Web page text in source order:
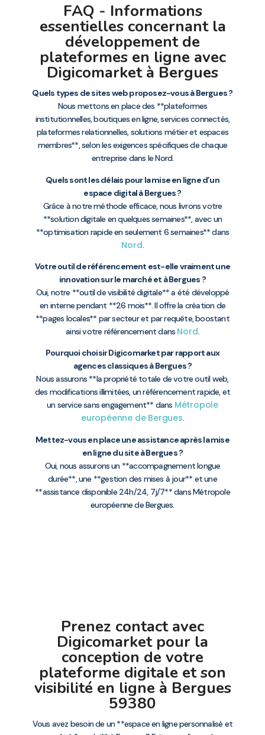
FAQ - Informations
essentielles concernant la
développement de
plateformes en ligne avec
Digicomarket à Bergues
Quels types de sites web proposez-vous à Bergues ?
Nous mettons en place des **plateformes
institutionnelles, boutiques en ligne, services connectés,
plateformes relationnelles, solutions métier et espaces
membres**, selon les exigences spécifiques de chaque
entreprise dans le Nord.
Quels sont les délais pour la mise en ligne d’un
espace digital à Bergues ?
Grâce à notre méthode efficace, nous livrons votre
**solution digitale en quelques semaines**, avec un
**optimisation rapide en seulement 6 semaines** dans
Nord.
Votre outil de référencement est-elle vraiment une
innovation sur le marché et à Bergues ?
Oui, notre **outil de visibilité digitale** a été développé
en interne pendant **26 mois**. Il offre la création de
**pages locales** par secteur et par requête, boostant
ainsi votre référencement dans Nord.
Pourquoi choisir Digicomarket par rapport aux
agences classiques à Bergues ?
Nous assurons **la propriété totale de votre outil web,
des modifications illimitées, un référencement rapide, et
un service sans engagement** dans Métropole
européenne de Bergues.
Mettez-vous en place une assistance après la mise
en ligne du site à Bergues ?
Oui, nous assurons un **accompagnement longue
durée**, une **gestion des mises à jour** et une
**assistance disponible 24h/24, 7j/7** dans Métropole
européenne de Bergues.
Prenez contact avec
Digicomarket pour la
conception de votre
plateforme digitale et son
visibilité en ligne à Bergues
59380
Vous avez besoin de un **espace en ligne personnalisé et